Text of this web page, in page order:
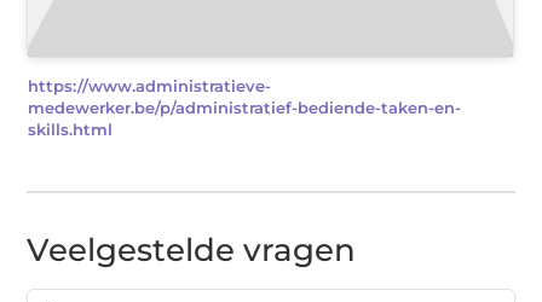
https://www.administratieve-
medewerker.be/p/administratief-bediende-taken-en-
skills.html
Veelgestelde vragen